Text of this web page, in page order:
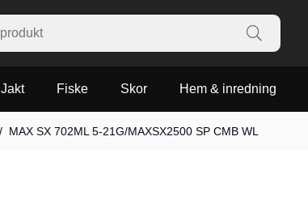
Jakt Fiske Skor Hem & inredning
MAX SX 702ML 5-21G/MAXSX2500 SP CMB WL